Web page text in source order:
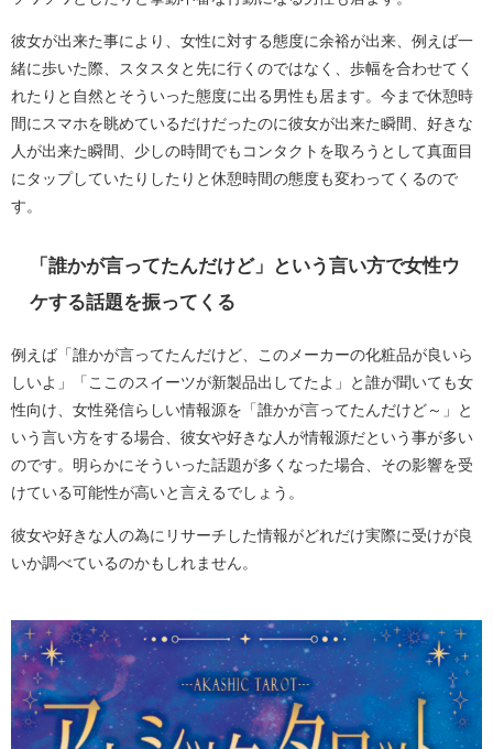
彼女が出来た事により、女性に対する態度に余裕が出来、例えば一
緒に歩いた際、スタスタと先に行くのではなく、歩幅を合わせてく
れたりと自然とそういった態度に出る男性も居ます。今まで休憩時
間にスマホを眺めているだけだったのに彼女が出来た瞬間、好きな
人が出来た瞬間、少しの時間でもコンタクトを取ろうとして真面目
にタップしていたりしたりと休憩時間の態度も変わってくるので
す。
「誰かが言ってたんだけど」という言い方で女性ウ
ケする話題を振ってくる
例えば「誰かが言ってたんだけど、このメーカーの化粧品が良いら
しいよ」「ここのスイーツが新製品出してたよ」と誰が聞いても女
性向け、女性発信らしい情報源を「誰かが言ってたんだけど～」と
いう言い方をする場合、彼女や好きな人が情報源だという事が多い
のです。明らかにそういった話題が多くなった場合、その影響を受
けている可能性が高いと言えるでしょう。
彼女や好きな人の為にリサーチした情報がどれだけ実際に受けが良
いか調べているのかもしれません。